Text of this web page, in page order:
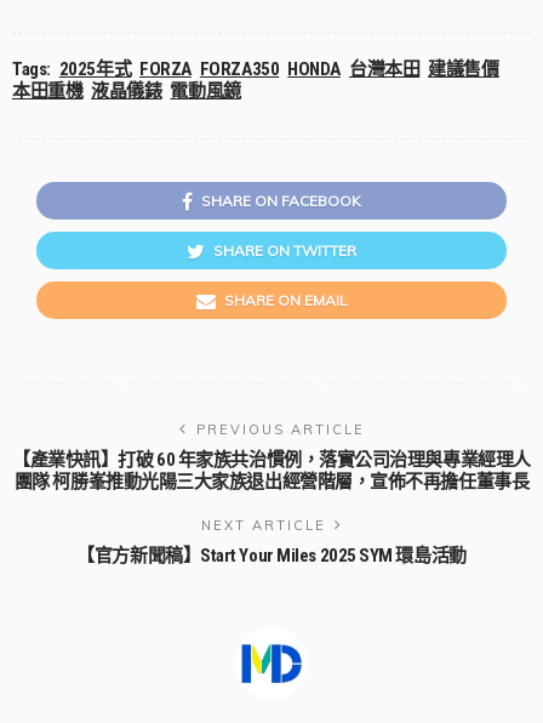
Tags: 2025年式 FORZA FORZA350 HONDA 台灣本田 建議售價
本田重機 液晶儀錶 電動風鏡
SHARE ON FACEBOOK
SHARE ON TWITTER
SHARE ON EMAIL
PREVIOUS ARTICLE
【產業快訊】打破 60 年家族共治慣例，落實公司治理與專業經理人
團隊 柯勝峯推動光陽三大家族退出經營階層，宣佈不再擔任董事長
NEXT ARTICLE
【官方新聞稿】Start Your Miles 2025 SYM 環島活動